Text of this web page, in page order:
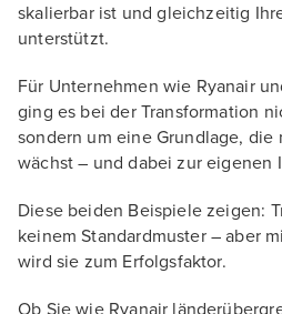
skalierbar ist und gleichzeitig
unterstützt.
Für Unternehmen wie Ryanair
ging es bei der Transformation
sondern um eine Grundlage, die
wächst – und dabei zur eigenen
Diese beiden Beispiele zeigen:
keinem Standardmuster – aber
wird sie zum Erfolgsfaktor.
Ob Sie wie Ryanair